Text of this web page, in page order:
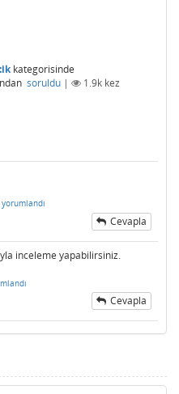
kategorisinde
soruldu | 1.9k kez
yorumlandı
Cevapla
inceleme yapabilirsiniz.
Cevapla